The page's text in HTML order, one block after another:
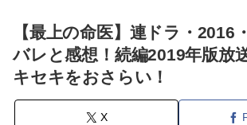
【最上の命医】連ドラ・2016
バレと感想！続編2019年版放
キセキをおさらい！
X